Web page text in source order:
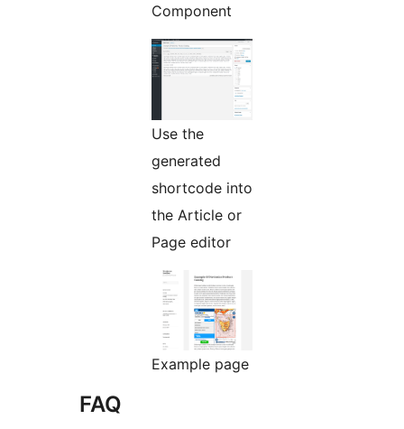
Component
Use the
generated
shortcode into
the Article or
Page editor
Example page
FAQ